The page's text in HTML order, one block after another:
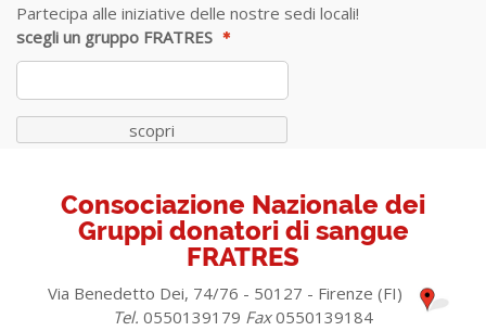
Partecipa alle iniziative delle nostre sedi locali!
scegli un gruppo FRATRES
scopri
Consociazione Nazionale dei
Gruppi donatori di sangue
FRATRES
Via Benedetto Dei, 74/76 - 50127 - Firenze (FI)
Tel. 0550139179 Fax0550139184